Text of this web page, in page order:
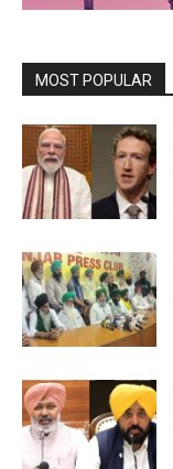
MOST POPULAR